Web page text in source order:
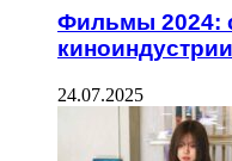
Фильмы 2024:
киноиндустрии
24.07.2025